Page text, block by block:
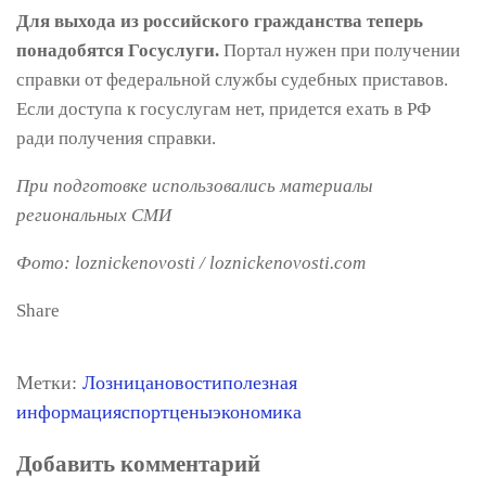
Для выхода из российского гражданства теперь
понадобятся Госуслуги. Портал нужен при получении
справки от федеральной службы судебных приставов.
Если доступа к госуслугам нет, придется ехать в РФ
ради получения справки.
При подготовке использовались материалы
региональных СМИ
Фото: loznickenovosti / loznickenovosti.com
Share
Метки: Лозницановостиполезная
информацияспортценыэкономика
Добавить комментарий